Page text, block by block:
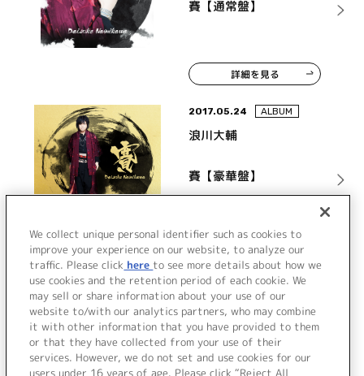
賽【通常盤】
詳細を見る
2017.05.24 ALBUM
浪川大輔
賽【豪華盤】
詳細を見る
1 2 >
We collect unique personal identifier such as cookies to
improve your experience on our website, to analyze our
traffic. Please click here to see more details about how we
use cookies and the retention period of each cookie. We
may sell or share information about your use of our
website to/with our analytics partners, who may combine
it with other information that you have provided to them
or that they have collected from your use of their
services. However, we do not set and use cookies for our
users under 16 years of age. Please click “Reject All